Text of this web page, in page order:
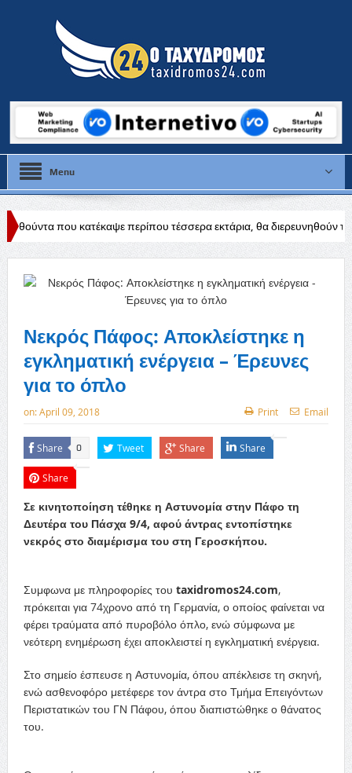
Menu
περίπου τέσσερα εκτάρια, θα διερευνηθούν τα αίτια
Νεκρός Πάφος: Αποκλείστηκε η
εγκληματική ενέργεια – Έρευνες
για το όπλο
on:April 09, 2018 Print Email
Share 0 Tweet Share Share
Share
Σε κινητοποίηση τέθηκε η Αστυνομία στην Πάφο τη
Δευτέρα του Πάσχα 9/4, αφού άντρας εντοπίστηκε
νεκρός στο διαμέρισμα του στη Γεροσκήπου.
Συμφωνα με πληροφορίες του taxidromos24.com,
πρόκειται για 74χρονο από τη Γερμανία, ο οποίος φαίνεται να
φέρει τραύματα από πυροβόλο όπλο, ενώ σύμφωνα με
νεότερη ενημέρωση έχει αποκλειστεί η εγκληματική ενέργεια.
Στο σημείο έσπευσε η Αστυνομία, όπου απέκλεισε τη σκηνή,
ενώ ασθενοφόρο μετέφερε τον άντρα στο Τμήμα Επειγόντων
Περιστατικών του ΓΝ Πάφου, όπου διαπιστώθηκε ο θάνατος
του.